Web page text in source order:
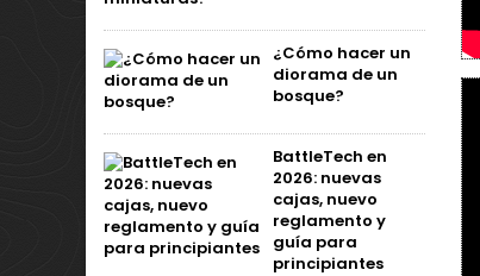
¿Cómo hacer un
diorama de un
bosque?
BattleTech en
2026: nuevas
cajas, nuevo
reglamento y
guía para
principiantes